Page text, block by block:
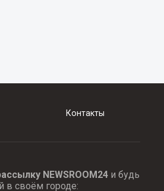
Контакты
NEWSROOM24и будь
в своём городе: